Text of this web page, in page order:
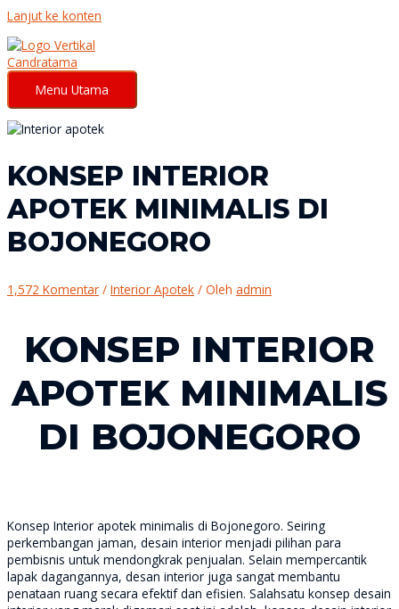
Lanjut ke konten
Menu Utama
KONSEP INTERIOR
APOTEK MINIMALIS DI
BOJONEGORO
1,572 Komentar / Interior Apotek / Oleh admin
KONSEP INTERIOR
APOTEK MINIMALIS
DI BOJONEGORO
Konsep Interior apotek minimalis di Bojonegoro. Seiring
perkembangan jaman, desain interior menjadi pilihan para
pembisnis untuk mendongkrak penjualan. Selain mempercantik
lapak dagangannya, desan interior juga sangat membantu
penataan ruang secara efektif dan efisien. Salahsatu konsep desain